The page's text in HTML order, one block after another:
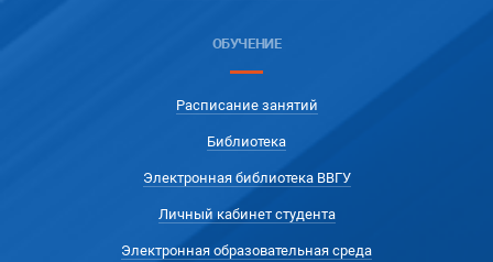
ОБУЧЕНИЕ
Расписание занятий
Библиотека
Электронная библиотека ВВГУ
Личный кабинет студента
Электронная образовательная среда